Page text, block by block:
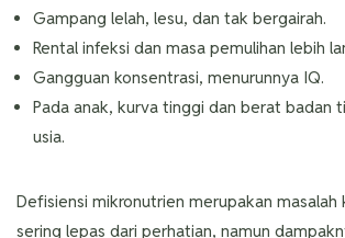
Gampang lelah, lesu, dan tak bergairah.
Rental infeksi dan masa pemulihan lebih
Gangguan konsentrasi, menurunnya IQ.
Pada anak, kurva tinggi dan berat badan
usia.
Defisiensi mikronutrien merupakan masalah
sering lepas dari perhatian, namun